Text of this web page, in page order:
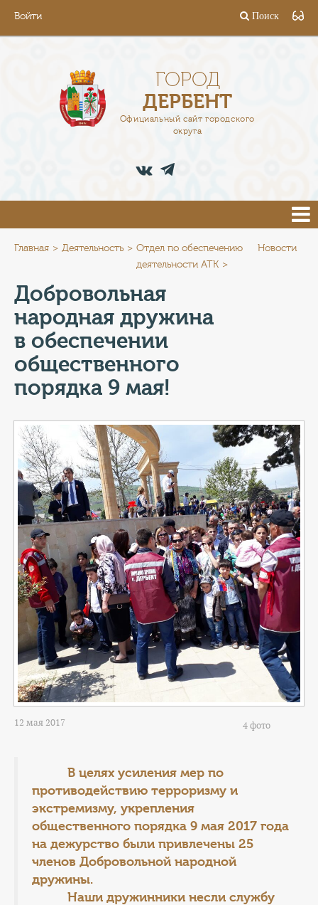
Войти Поиск
ГОРОД
ДЕРБЕНТ
Официальный сайт городского
округа
АДМИНИСТРАЦИЯ
ПРЕСС-ЦЕНТР
ТУРИСТАМ
КОНТАКТЫ
ТАРИФЫ
ГЕРОИ Z
КАТАЛОГ УСЛУГ
СЛУЖБА ПО КОНТРАКТУ
Главная Деятельность
Отдел по обеспечению
деятельности АТК
Новости
Добровольная
народная дружина
в обеспечении
общественного
порядка 9 мая!
12 мая 2017 4 фото
В целях усиления мер по
противодействию терроризму и
экстремизму, укрепления
общественного порядка 9 мая 2017 года
на дежурство были привлечены 25
членов Добровольной народной
дружины.
Наши дружинники несли службу